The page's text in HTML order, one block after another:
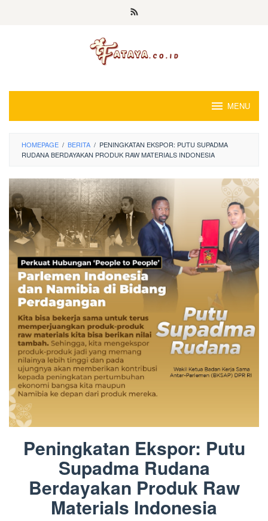
MENU
HOMEPAGE / BERITA / PENINGKATAN EKSPOR: PUTU SUPADMA
RUDANA BERDAYAKAN PRODUK RAW MATERIALS INDONESIA
Peningkatan Ekspor: Putu
Supadma Rudana
Berdayakan Produk Raw
Materials Indonesia